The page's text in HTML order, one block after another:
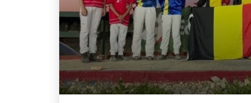
1 août 2025